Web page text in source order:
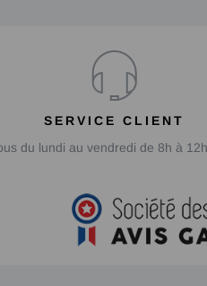
SERVICE CLIENT
du lundi au vendredi de 8h à